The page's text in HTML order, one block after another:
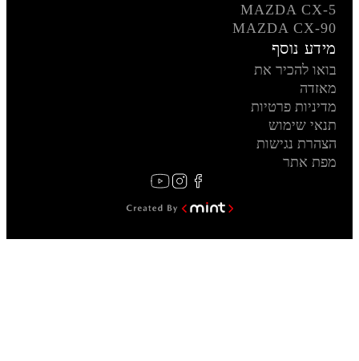
MAZDA CX-5
MAZDA CX-90
מידע נוסף
בואו להכיר את
מאזדה
מדיניות פרטיות
תנאי שימוש
הצהרת נגישות
מפת אתר